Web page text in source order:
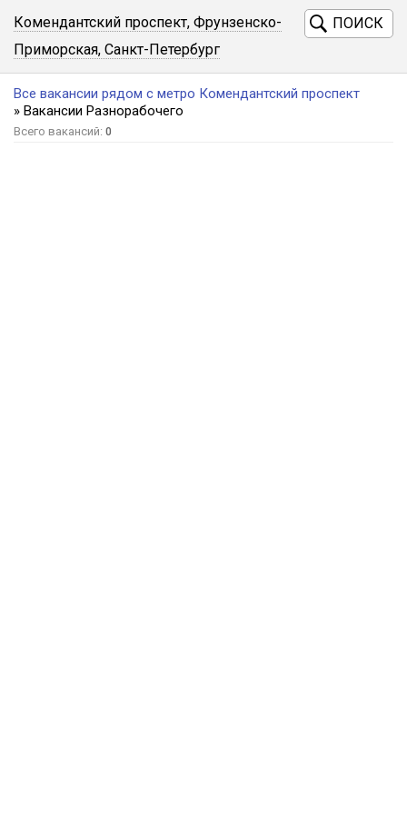
Комендантский проспект, Фрунзенско-
Приморская, Санкт-Петербург
ПОИСК
Все вакансии рядом с метро Комендантский проспект
» Вакансии Разнорабочего
Всего вакансий: 0